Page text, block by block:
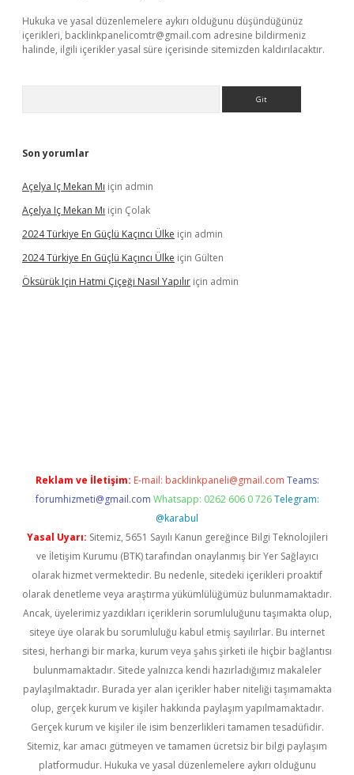
Hukuka ve yasal düzenlemelere aykırı olduğunu düşündüğünüz
içerikleri, backlinkpanelicomtr@gmail.com adresine bildirmeniz
halinde, ilgili içerikler yasal süre içerisinde sitemizden kaldırılacaktır.
Son yorumlar
Açelya Iç Mekan Mı için admin
Açelya Iç Mekan Mı için Çolak
2024 Türkiye En Güçlü Kaçıncı Ülke için admin
2024 Türkiye En Güçlü Kaçıncı Ülke için Gülten
Öksürük Için Hatmi Çiçeği Nasıl Yapılır için admin
Reklam ve İletişim: E-mail: backlinkpaneli@gmail.com Teams:
forumhizmeti@gmail.com Whatsapp: 0262 606 0 726 Telegram:
@karabul
Yasal Uyarı: Sitemiz, 5651 Sayılı Kanun gereğince Bilgi Teknolojileri
ve İletişim Kurumu (BTK) tarafından onaylanmış bir Yer Sağlayıcı
olarak hizmet vermektedir. Bu nedenle, sitedeki içerikleri proaktif
olarak denetleme veya araştırma yükümlülüğümüz bulunmamaktadır.
Ancak, üyelerimiz yazdıkları içeriklerin sorumluluğunu taşımakta olup,
siteye üye olarak bu sorumluluğu kabul etmiş sayılırlar. Bu internet
sitesi, herhangi bir marka, kurum veya şahıs şirketi ile hiçbir bağlantısı
bulunmamaktadır. Sitede yalnızca kendi hazırladığımız makaleler
paylaşılmaktadır. Burada yer alan içerikler haber niteliği taşımamakta
olup, gerçek kurum ve kişiler hakkında paylaşım yapılmamaktadır.
Gerçek kurum ve kişiler ile isim benzerlikleri tamamen tesadüfidir.
Sitemiz, kar amacı gütmeyen ve tamamen ücretsiz bir bilgi paylaşım
platformudur. Hukuka ve yasal düzenlemelere aykırı olduğunu